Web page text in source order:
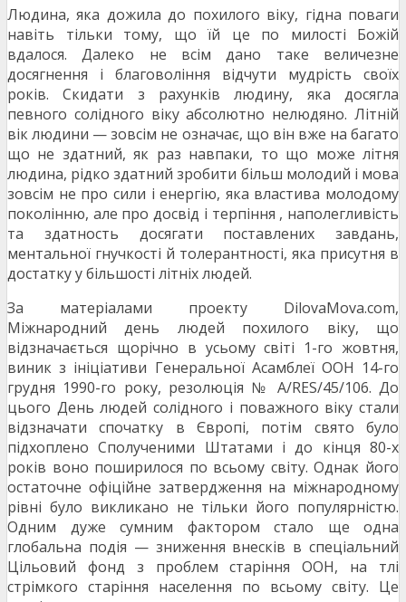
Людина, яка дожила до похилого віку, гідна поваги
навіть тільки тому, що їй це по милості Божій
вдалося. Далеко не всім дано таке величезне
досягнення і благовоління відчути мудрість своїх
років. Скидати з рахунків людину, яка досягла
певного солідного віку абсолютно нелюдяно. Літній
вік людини — зовсім не означає, що він вже на багато
що не здатний, як раз навпаки, то що може літня
людина, рідко здатний зробити більш молодий і мова
зовсім не про сили і енергію, яка властива молодому
поколінню, але про досвід і терпіння , наполегливість
та здатность досягати поставлених завдань,
ментальної гнучкості й толерантності, яка присутня в
достатку у більшості літніх людей.
За матеріалами проекту DilovaMova.com,
Міжнародний день людей похилого віку, що
відзначається щорічно в усьому світі 1-го жовтня,
виник з ініціативи Генеральної Асамблеї ООН 14-го
грудня 1990-го року, резолюція № A/RES/45/106. До
цього День людей солідного і поважного віку стали
відзначати спочатку в Європі, потім свято було
підхоплено Сполученими Штатами і до кінця 80-х
років воно поширилося по всьому світу. Однак його
остаточне офіційне затвердження на міжнародному
рівні було викликано не тільки його популярністю.
Одним дуже сумним фактором стало ще одна
глобальна подія — зниження внесків в спеціальний
Цільовий фонд з проблем старіння ООН, на тлі
стрімкого старіння населення по всьому світу. Це